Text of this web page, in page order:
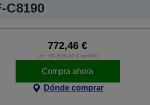
C8190
772,46 €
con IVA (638,40 € sin IVA)
Compra ahora
Dónde comprar